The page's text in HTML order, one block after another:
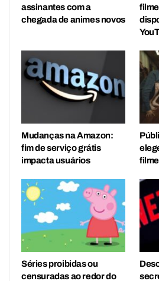
assinantes com a
chegada de animes novos
Mudanças na Amazon:
fim de serviço grátis
impacta usuários
Séries proibidas ou
censuradas ao redor do